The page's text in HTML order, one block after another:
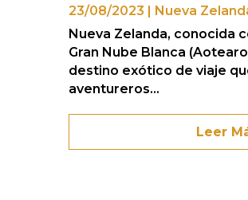
23/08/2023 | Nueva
Nueva Zelanda, conocida
Gran Nube Blanca
destino exótico de viaje
aventureros...
Leer